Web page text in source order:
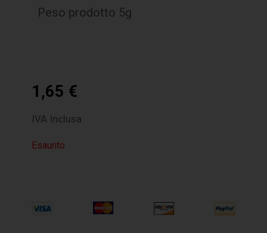
Peso prodotto 5g
1,65 €
IVA Inclusa
Esaurito